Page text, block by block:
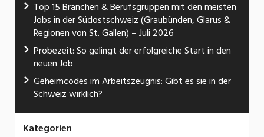
Top 15 Branchen & Berufsgruppen mit den meisten
Jobs in der Südostschweiz (Graubünden, Glarus &
Regionen von St. Gallen) – Juli 2026
Probezeit: So gelingt der erfolgreiche Start in den
neuen Job
Geheimcodes im Arbeitszeugnis: Gibt es sie in der
Schweiz wirklich?
Kategorien